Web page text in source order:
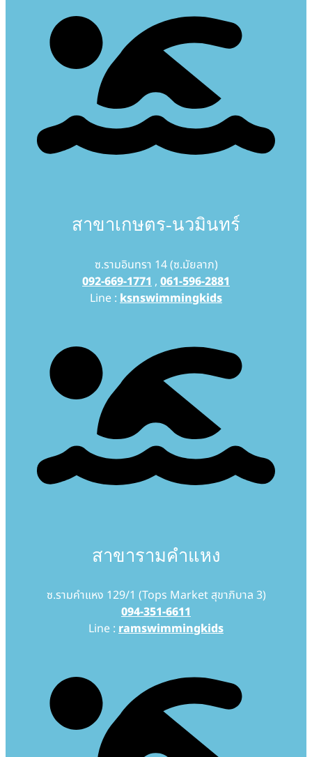
สาขาเกษตร-นวมินทร์
ซ.รามอินทรา 14 (ซ.มัยลาภ)
092-669-1771, 061-596-2881
Line : ksnswimmingkids
สาขารามคำแหง
ซ.รามคำแหง 129/1 (Tops Market สุขาภิบาล 3)
094-351-6611
Line : ramswimmingkids